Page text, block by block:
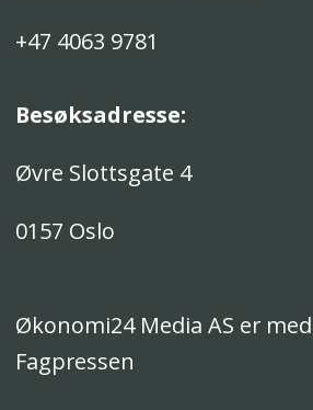
+47 4063 9781
Besøksadresse:
Øvre Slottsgate 4
0157 Oslo
Økonomi24 Media AS er
Fagpressen